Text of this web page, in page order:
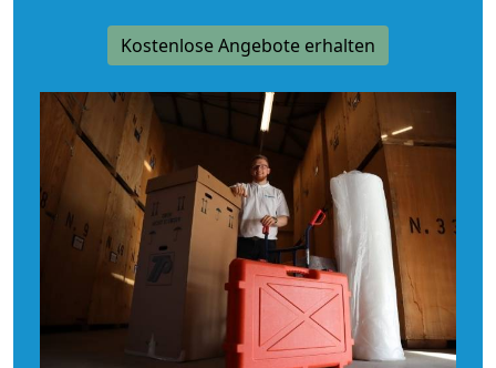
Kostenlose Angebote erhalten